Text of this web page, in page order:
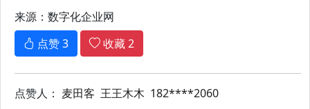
来源：数字化企业网
点赞3 收藏2
点赞人： 麦田客 王王木木 182****2060